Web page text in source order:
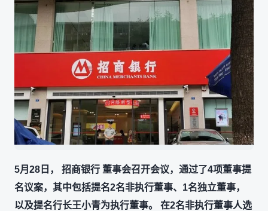
5月28日， 招商银行 董事会召开会议，通过了4项董事提
名议案，其中包括提名2名非执行董事、1名独立董事，
以及提名行长王小青为执行董事。 在2名非执行董事人选